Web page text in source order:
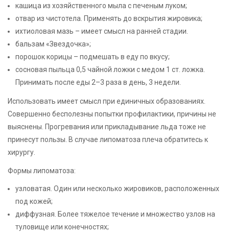
кашица из хозяйственного мыла с печеным луком;
отвар из чистотела. Применять до вскрытия жировика;
ихтиоловая мазь – имеет смысл на ранней стадии.
бальзам «Звездочка»;
порошок корицы – подмешать в еду по вкусу;
сосновая пыльца 0,5 чайной ложки с медом 1 ст. ложка.
Принимать после еды 2–3 раза в день, 3 недели.
Использовать имеет смысл при единичных образованиях.
Совершенно бесполезны попытки профилактики, причины не
выяснены. Прогревания или прикладывание льда тоже не
принесут пользы. В случае липоматоза плеча обратитесь к
хирургу.
Формы липоматоза:
узловатая. Один или несколько жировиков, расположенных
под кожей;
диффузная. Более тяжелое течение и множество узлов на
туловище или конечностях;